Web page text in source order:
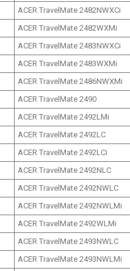
ACER TravelMate 2482NWXCi
ACER TravelMate 2482WXMi
ACER TravelMate 2483NWXCi
ACER TravelMate 2483WXMi
ACER TravelMate 2486NWXMi
ACER TravelMate 2490
ACER TravelMate 2492LMi
ACER TravelMate 2492LС
ACER TravelMate 2492LСi
ACER TravelMate 2492NLC
ACER TravelMate 2492NWLC
ACER TravelMate 2492NWLMi
ACER TravelMate 2492WLMi
ACER TravelMate 2493NWLC
ACER TravelMate 2493NWLMi